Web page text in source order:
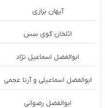
آیهان بزازی
ائلخان گوی سس
ابوالفضل اسماعیل نژاد
ابوالفضل اسماعیلی و آرتا عجمی
ابوالفضل رضوانی